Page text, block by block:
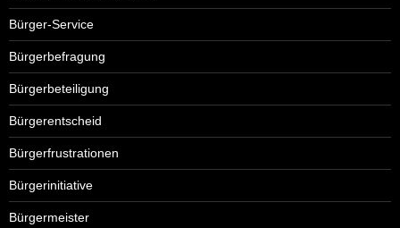
Bürger-Service
Bürgerbefragung
Bürgerbeteiligung
Bürgerentscheid
Bürgerfrustrationen
Bürgerinitiative
Bürgermeister